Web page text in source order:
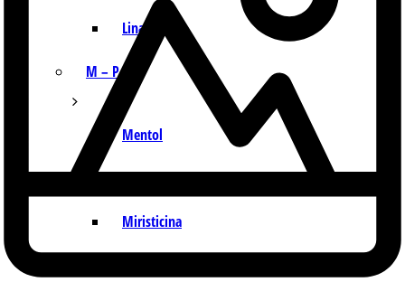
Linalol
M – P
Mentol
Mirceno
Miristicina